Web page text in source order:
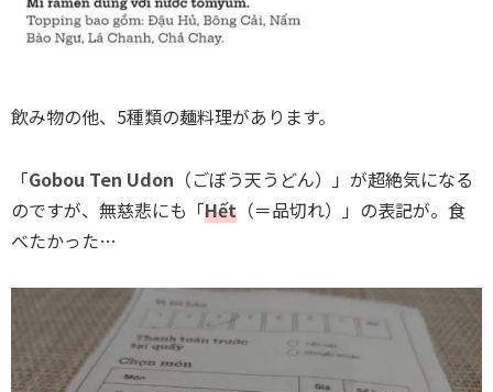
飲み物の他、5種類の麺料理があります。
「Gobou Ten Udon （ごぼう天うどん）」が超絶気になる
のですが、無慈悲にも「Hết （＝品切れ）」の表記が。食
べたかった…